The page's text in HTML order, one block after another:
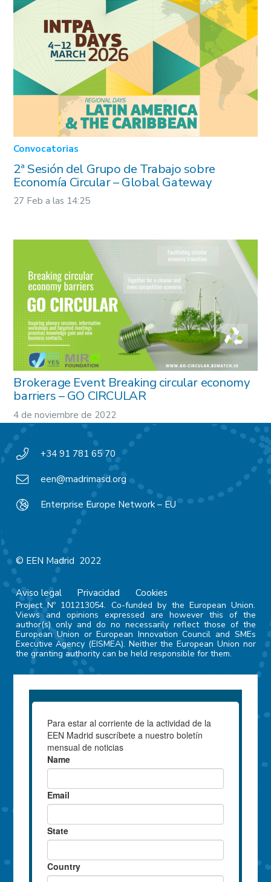
Convocatorias
2ª Sesión del Grupo de Trabajo sobre
Economía Circular – Global Gateway
27 Feb a las 14:25
Brokerage Event Breaking circular economy
barriers – GO CIRCULAR
4 de noviembre de 2022
+34 91 781 65 70
een@madrimasd.org
Enterprise Europe Network – EU
© EEN Madrid 2022
Aviso legal Privacidad Cookies
Project Nº 101213054. Co-funded by the European Union.
Views and opinions expressed are however this of the
author(s) only and do no necessarily reflect those of the
European Union or European Innovation Council and SMEs
Executive Agency (EISMEA). Neither the European Union nor
the granting authority can be held responsible for them.